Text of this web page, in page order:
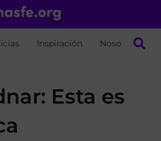
Inspiración Nosotros
Esta es